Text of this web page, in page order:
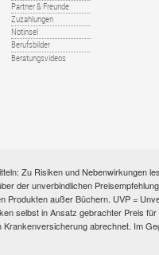
Partner & Freunde
Zuzahlungen
Notinsel
Berufsbilder
Beratungsvideos
Zu Risiken und Nebenwirkungen
der unverbindlichen
außer Büchern. UVP =
selbst in Ansatz gebrachter Preis
abrechnet. Im